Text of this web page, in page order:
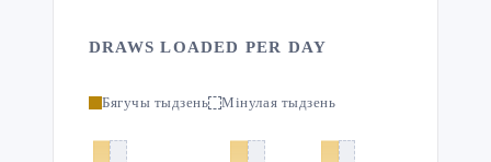
DRAWS LOADED PER DAY
Бягучы тыдзень Мінулая тыдзень